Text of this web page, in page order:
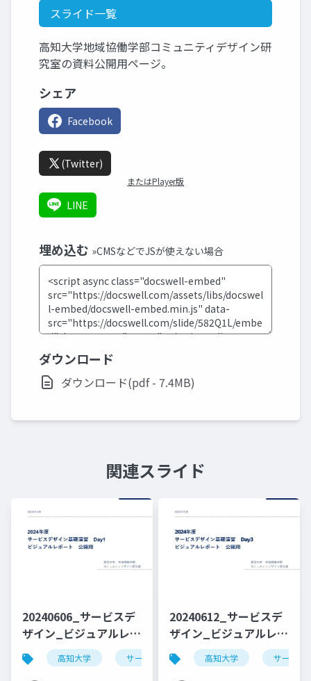
スライド一覧
高知大学地域協働学部コミュニティデザイン研
究室の資料公開用ページ。
シェア
Facebook
(Twitter)
またはPlayer版
LINE
埋め込む »CMSなどでJSが使えない場合
ダウンロード
ダウンロード(pdf - 7.4MB)
関連スライド
20240606_サービスデ
ザイン_ビジュアルレポ
ート_Day1_公開用
高知大学 サービスデザイン デザイン思考
20240612_サービスデ
ザイン_ビジュアルレポ
ート_Day3_公開用
高知大学 サービス